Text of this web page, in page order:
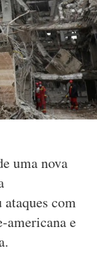
uma nova
com
americana e